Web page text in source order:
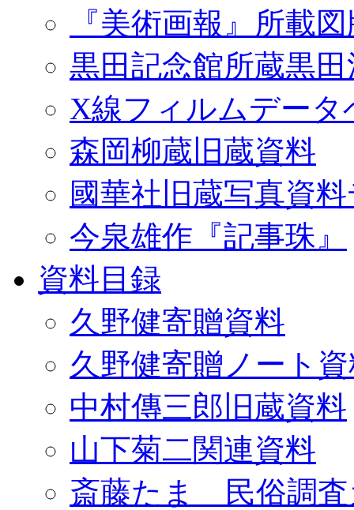
『美術画報』所載
黒田記念館所蔵黒
X線フィルムデータ
森岡柳蔵旧蔵資料
國華社旧蔵写真資
今泉雄作『記事珠』
資料目録
久野健寄贈資料
久野健寄贈ノート
中村傳三郎旧蔵資料
山下菊二関連資料
斎藤たま 民俗調査